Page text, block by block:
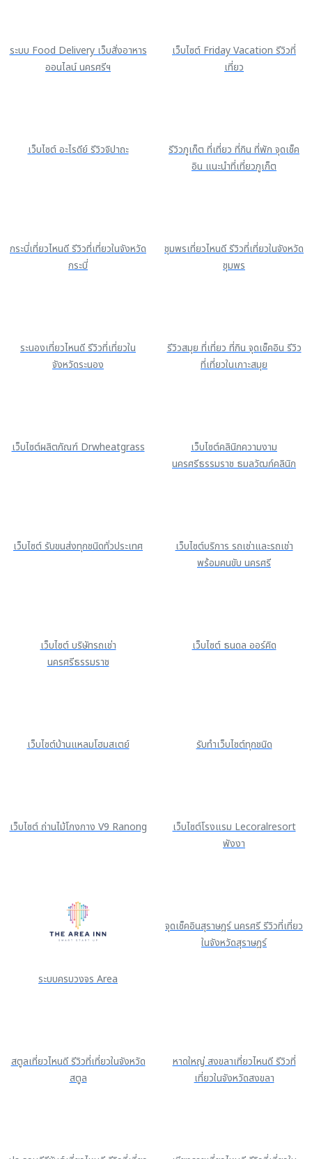
ระบบ Food Delivery เว็บสั่งอาหาร
ออนไลน์ นครศรีฯ
เว็บไซต์ Friday Vacation รีวิวที่
เที่ยว
เว็บไซต์ อะไรดีย์ รีวิวจิปาถะ
รีวิวภูเก็ต ที่เที่ยว ที่กิน ที่พัก จุดเช็ค
อิน แนะนำที่เที่ยวภูเก็ต
กระบี่เที่ยวไหนดี รีวิวที่เที่ยวในจังหวัด
กระบี่
ชุมพรเที่ยวไหนดี รีวิวที่เที่ยวในจังหวัด
ชุมพร
ระนองเที่ยวไหนดี รีวิวที่เที่ยวใน
จังหวัดระนอง
รีวิวสมุย ที่เที่ยว ที่กิน จุดเช็คอิน รีวิว
ที่เที่ยวในเกาะสมุย
เว็บไซต์ผลิตภัณฑ์ Drwheatgrass
เว็บไซต์คลินิกความงาม
นครศรีธรรมราช ธมลวัฒก์คลินิก
เว็บไซต์ รับขนส่งทุกชนิดทั่วประเทศ
เว็บไซต์บริการ รถเช่าและรถเช่า
พร้อมคนขับ นครศรี
เว็บไซต์ บริษัทรถเช่า
นครศรีธรรมราช
เว็บไซต์ ธนดล ออร์คิด
เว็บไซต์บ้านแหลมโฮมสเตย์ รับทำเว็บไซต์ทุกชนิด
เว็บไซต์ ถ่านไม้โกงกาง V9 Ranong
เว็บไซต์โรงแรม Lecoralresort
พังงา
ระบบครบวงจร Area
จุดเช็คอินสุราษฎร์ นครศรี รีวิวที่เที่ยว
ในจังหวัดสุราษฎร์
สตูลเที่ยวไหนดี รีวิวที่เที่ยวในจังหวัด
สตูล
หาดใหญ่ สงขลาเที่ยวไหนดี รีวิวที่
เที่ยวในจังหวัดสงขลา